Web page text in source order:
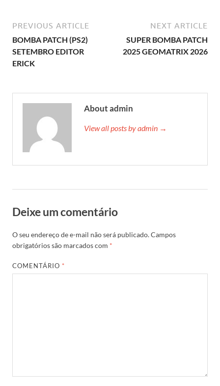
PREVIOUS ARTICLE
BOMBA PATCH (PS2)
SETEMBRO EDITOR
ERICK
NEXT ARTICLE
SUPER BOMBA PATCH
2025 GEOMATRIX 2026
About admin
View all posts by admin →
Deixe um comentário
O seu endereço de e-mail não será publicado.Campos
obrigatórios são marcados com *
COMENTÁRIO *